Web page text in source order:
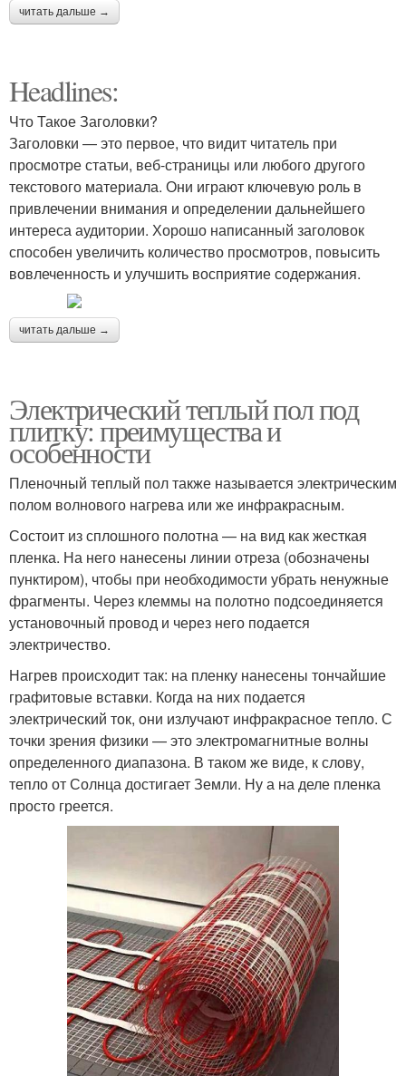
читать дальше →
Headlines:
Что Такое Заголовки?
Заголовки — это первое, что видит читатель при
просмотре статьи, веб-страницы или любого другого
текстового материала. Они играют ключевую роль в
привлечении внимания и определении дальнейшего
интереса аудитории. Хорошо написанный заголовок
способен увеличить количество просмотров, повысить
вовлеченность и улучшить восприятие содержания.
читать дальше →
Электрический теплый пол под
плитку: преимущества и
особенности
Пленочный теплый пол также называется электрическим
полом волнового нагрева или же инфракрасным.
Состоит из сплошного полотна — на вид как жесткая
пленка. На него нанесены линии отреза (обозначены
пунктиром), чтобы при необходимости убрать ненужные
фрагменты. Через клеммы на полотно подсоединяется
установочный провод и через него подается
электричество.
Нагрев происходит так: на пленку нанесены тончайшие
графитовые вставки. Когда на них подается
электрический ток, они излучают инфракрасное тепло. С
точки зрения физики — это электромагнитные волны
определенного диапазона. В таком же виде, к слову,
тепло от Солнца достигает Земли. Ну а на деле пленка
просто греется.